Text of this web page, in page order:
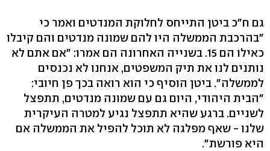
גם ח"כ ביטן התייחס לחלוקת המנדטים ואמר כי
"בהרכבת הממשלה היו להם שמונה מנדטים והם קיבלו
כאילו הם 15. בשנייה האחרונה הם אמרו: "אם אתם לא
נותנים לנו את תיק המשפטים, אנחנו לא נכנסים
לממשלה". ביטן הוסיף כי הוא רואה בכך פן חיובי:
"הבית היהודי, היום גם עם שמונה מנדטים, תתפצל
לשניים. ברגע שהיא תתפצל נגיע למטרה העיקרית
שלנו - שאף מפלגה לא תוכל להפיל את הממשלה אם
היא פורשת".